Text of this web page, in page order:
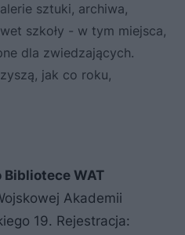
sztuki, archiwa,
szkoły - w tym miejsca,
dla zwiedzających.
jak co roku,
Bibliotece WAT
Akademii
19. Rejestracja: